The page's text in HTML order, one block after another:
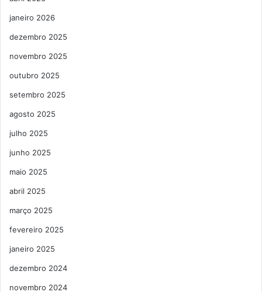
janeiro 2026
dezembro 2025
novembro 2025
outubro 2025
setembro 2025
agosto 2025
julho 2025
junho 2025
maio 2025
abril 2025
março 2025
fevereiro 2025
janeiro 2025
dezembro 2024
novembro 2024